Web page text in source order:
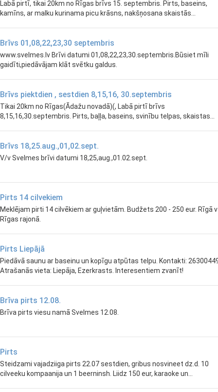
Labā pirtī, tikai 20km no Rīgas brīvs 15. septembris. Pirts, baseins,
kamīns, ar malku kurinama picu krāsns, nakšņosana skaistās...
Brīvs 01,08,22,23,30 septembris
www.svelmes.lv Brīvi datumi 01,08,22,23,30.septembris.Būsiet mīli
gaidīti,piedāvājam klāt svētku galdus.
Brīvs piektdien , sestdien 8,15,16, 30.septembris
Tikai 20km no Rīgas(Ādažu novadā)(, Labā pirtī brīvs
8,15,16,30.septembris. Pirts, baļļa, baseins, svinību telpas, skaistas...
Brīvs 18,25.aug.,01,02.sept.
V/v Svelmes brīvi datumi 18,25,aug.,01.02.sept.
Pirts 14 cilvekiem
Meklējam pirti 14 cilvēkiem ar guļvietām. Budžets 200 - 250 eur. Rīgā
Rīgas rajonā.
Pirts Liepājā
Piedāvā saunu ar baseinu un kopīgu atpūtas telpu. Kontakti:
Atrašanās vieta: Liepāja, Ezerkrasts. Interesentiem zvanīt!
Brīva pirts 12.08.
Brīva pirts viesu namā Svelmes 12.08.
Pirts
Steidzami vajadziiga pirts 22.07 sestdien, gribus nosvineet dz.d. 10
cilveeku kompaanija un 1 beerninsh. Liidz 150 eur, karaoke un...